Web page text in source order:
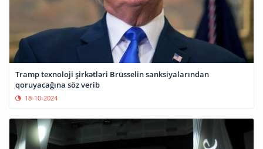
Tramp texnoloji şirkətləri Brüsselin sanksiyalarından
qoruyacağına söz verib
18-10-2024